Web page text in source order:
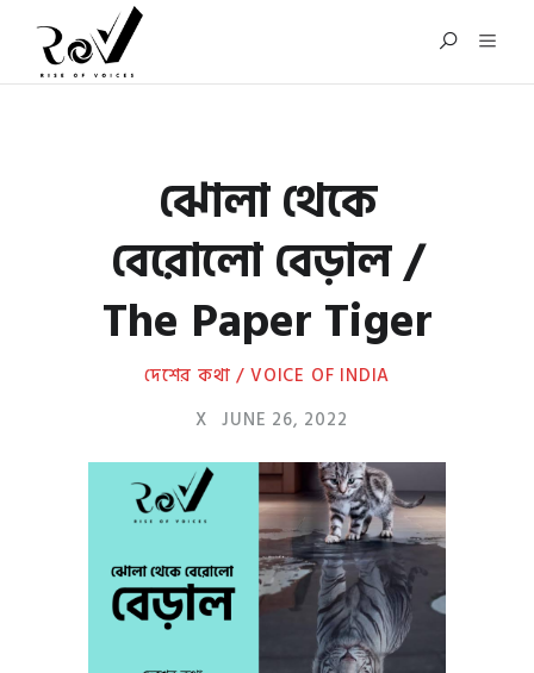
ঝোলা থেকে
বেরোলো বেড়াল /
The Paper Tiger
দেশের কথা / VOICE OF INDIA
X JUNE 26, 2022